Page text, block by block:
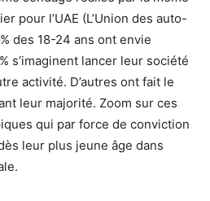
pour l’UAE (L’Union des auto-
des 18-24 ans ont envie
s’imaginent lancer leur société
activité. D’autres ont fait le
leur majorité. Zoom sur ces
qui par force de conviction
leur plus jeune âge dans